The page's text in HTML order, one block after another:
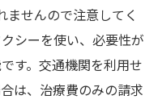
ませんので注意してく
シーを使い、必要性が
す。交通機関を利用せ
は、治療費のみの請求